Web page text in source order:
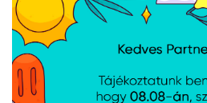
DÁTUM
2025.05.07.
2025.03.17.